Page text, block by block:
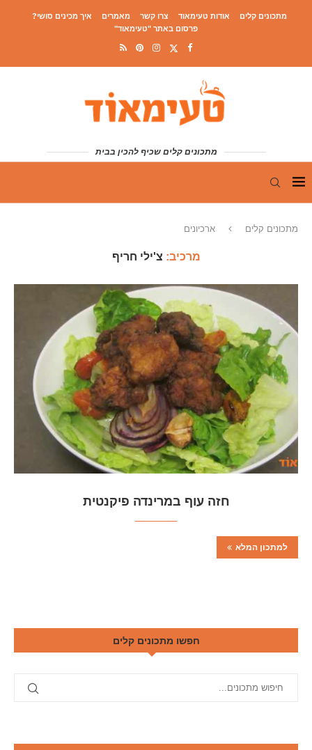
מתכונים קלים אודות טעימאוד צרו קשר מאמרים
איך מכינים סושי?
פרסום באתר "טעימאוד"
מתכונים קלים שכיף להכין בבית
מתכונים קלים ארכיונים
מרכיב: צ'ילי חריף
חזה עוף במרינדה פיקנטית
למתכון המלא
חפשו מתכונים קלים